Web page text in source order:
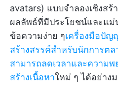
avatars) แบบจำลองเชิงสร้
ผลลัพธ์ที่มีประโยชน์และแม่
ข้อความง่าย ๆเครื่องมือปัญ
สร้างสรรค์สำหรับนักการต
สามารถลดเวลาและความ
สร้างเนื้อหาใหม่ ๆ ได้อย่าง